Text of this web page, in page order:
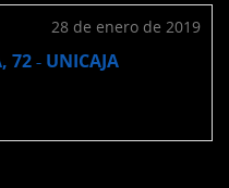
28 de enero de 2019
72 - UNICAJA